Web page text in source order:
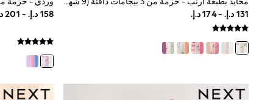
Multipacks
All Boys Sport & Swimwear
Trainers & Pumps
Swimwear
Tops
adidas